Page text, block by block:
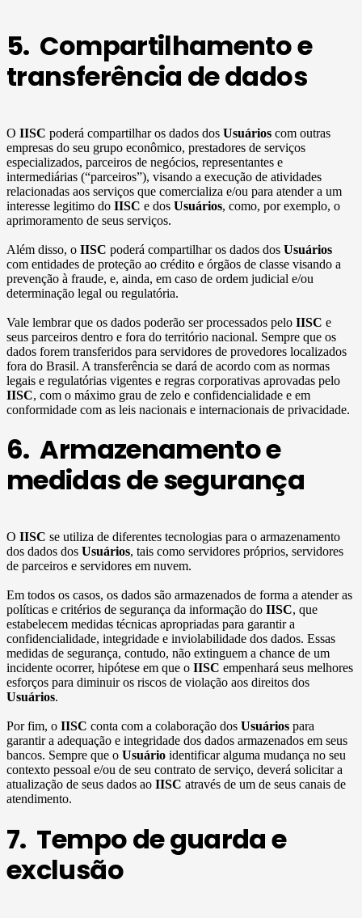
5. Compartilhamento e
transferência de dados
O IISC poderá compartilhar os dados dos Usuários com outras
empresas do seu grupo econômico, prestadores de serviços
especializados, parceiros de negócios, representantes e
intermediárias (“parceiros”), visando a execução de atividades
relacionadas aos serviços que comercializa e/ou para atender a um
interesse legitimo do IISC e dos Usuários, como, por exemplo, o
aprimoramento de seus serviços.
Além disso, o IISC poderá compartilhar os dados dos Usuários
com entidades de proteção ao crédito e órgãos de classe visando a
prevenção à fraude, e, ainda, em caso de ordem judicial e/ou
determinação legal ou regulatória.
Vale lembrar que os dados poderão ser processados pelo IISC e
seus parceiros dentro e fora do território nacional. Sempre que os
dados forem transferidos para servidores de provedores localizados
fora do Brasil. A transferência se dará de acordo com as normas
legais e regulatórias vigentes e regras corporativas aprovadas pelo
IISC, com o máximo grau de zelo e confidencialidade e em
conformidade com as leis nacionais e internacionais de privacidade.
6. Armazenamento e
medidas de segurança
O IISC se utiliza de diferentes tecnologias para o armazenamento
dos dados dos Usuários, tais como servidores próprios, servidores
de parceiros e servidores em nuvem.
Em todos os casos, os dados são armazenados de forma a atender as
políticas e critérios de segurança da informação do IISC, que
estabelecem medidas técnicas apropriadas para garantir a
confidencialidade, integridade e inviolabilidade dos dados. Essas
medidas de segurança, contudo, não extinguem a chance de um
incidente ocorrer, hipótese em que o IISC empenhará seus melhores
esforços para diminuir os riscos de violação aos direitos dos
Usuários.
Por fim, o IISC conta com a colaboração dos Usuários para
garantir a adequação e integridade dos dados armazenados em seus
bancos. Sempre que o Usuário identificar alguma mudança no seu
contexto pessoal e/ou de seu contrato de serviço, deverá solicitar a
atualização de seus dados ao IISC através de um de seus canais de
atendimento.
7. Tempo de guarda e
exclusão